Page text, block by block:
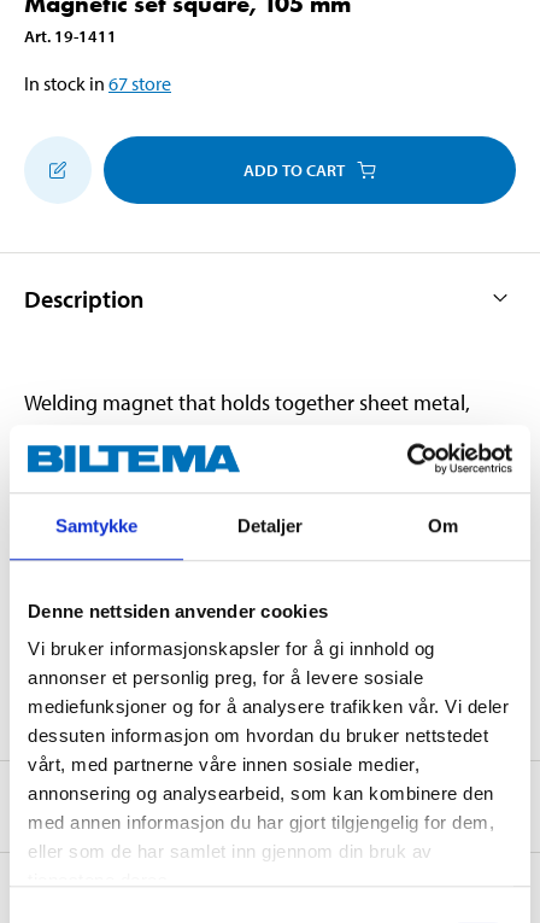
Samtykke Detaljer Om
Denne nettsiden anvender cookies
Vi bruker informasjonskapsler for å gi innhold og
annonser et personlig preg, for å levere sosiale
mediefunksjoner og for å analysere trafikken vår. Vi deler
dessuten informasjon om hvordan du bruker nettstedet
vårt, med partnerne våre innen sosiale medier,
annonsering og analysearbeid, som kan kombinere den
med annen informasjon du har gjort tilgjengelig for dem,
eller som de har samlet inn gjennom din bruk av
Art. 19-1411
In stock in 67store
ADD TO CART
Description
Welding magnet that holds together sheet metal,
soldering. Angles: 45º, 90º and 135º.
Technical specifications
Dimensions
105 mm
About the manufacturer